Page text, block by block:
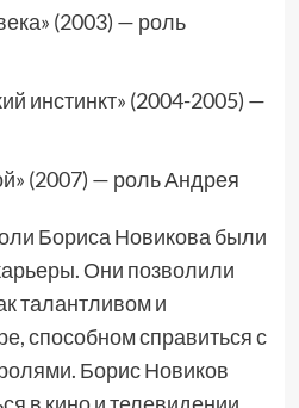
(2003) — роль
инстинкт» (2004-2005) —
(2007) — роль Андрея
Бориса Новикова были
Они позволили
талантливом и
способном справиться с
Борис Новиков